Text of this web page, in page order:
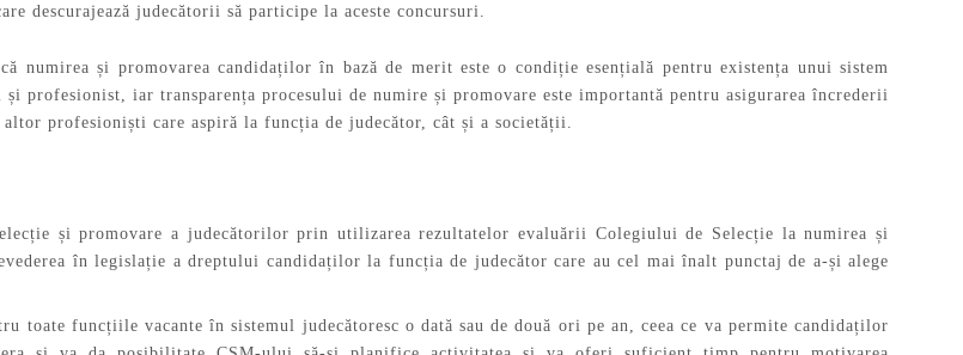
descurajează judecătorii să participe la aceste concursuri.
numirea și promovarea candidaților în bază de merit este o condiție esențială pentru existența unui sistem
profesionist, iar transparența procesului de numire și promovare este importantă pentru asigurarea încrederii
profesioniști care aspiră la funcția de judecător, cât și a societății.
și promovare a judecătorilor prin utilizarea rezultatelor evaluării Colegiului de Selecție la numirea și
în legislație a dreptului candidaților la funcția de judecător care au cel mai înalt punctaj de a-și alege
toate funcțiile vacante în sistemul judecătoresc o dată sau de două ori pe an, ceea ce va permite candidaților